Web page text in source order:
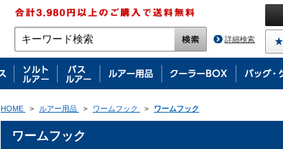
詳細検索
HOME > ルアー用品 > ワームフック > ワームフック
ワームフック